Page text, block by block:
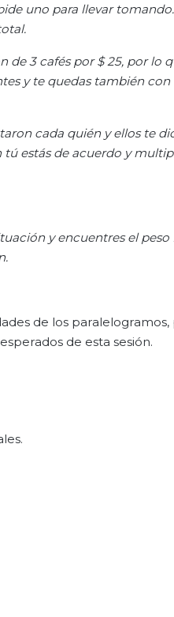
uno para llevar
de 3 cafés por $ 25, por lo
y te quedas también con
cada quién y ellos te
tú estás de acuerdo y
y encuentresel peso
de los paralelogramos,
de esta sesión.